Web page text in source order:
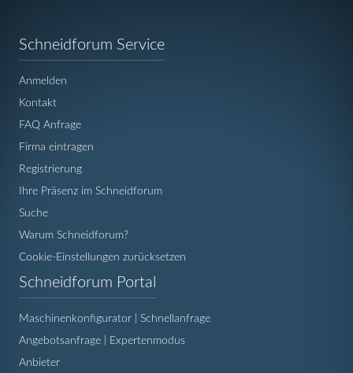
Schneidforum Service
Anmelden
Kontakt
FAQ Anfrage
Firma eintragen
Registrierung
Ihre Präsenz im Schneidforum
Suche
Warum Schneidforum?
Cookie-Einstellungen zurücksetzen
Schneidforum Portal
Maschinenkonfigurator | Schnellanfrage
Angebotsanfrage | Expertenmodus
Anbieter